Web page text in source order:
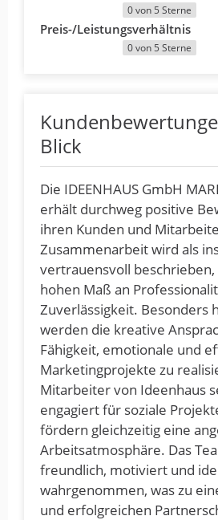
0 von 5 Sterne
Preis-/Leistungsverhältnis
0 von 5 Sterne
Blick
Die IDEENHAUS GmbH
erhält durchweg positive
ihren Kunden und
Zusammenarbeit wird als
vertrauensvoll
hohen Maß an
Zuverlässigkeit. Besonders
werden die kreative
Fähigkeit, emotionale und
Marketingprojekte zu
Mitarbeiter von Ideenhaus
engagiert für soziale
fördern gleichzeitig eine
Arbeitsatmosphäre. Das
freundlich, motiviert und
wahrgenommen, was zu
und erfolgreichen